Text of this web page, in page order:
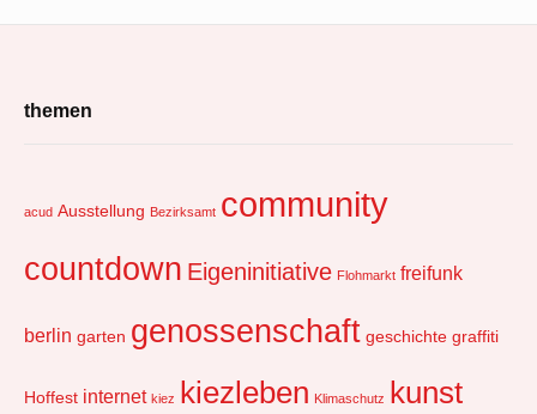
Area
themen
acud Ausstellung Bezirksamt community
countdown Eigeninitiative Flohmarkt freifunk
berlin garten genossenschaft geschichte graffiti
Hoffest internet kiez kiezleben Klimaschutz kunst